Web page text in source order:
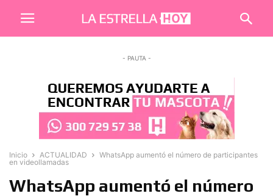
- PAUTA -
Inicio ACTUALIDAD
WhatsApp aumentó el número de participantes
en videollamadas
WhatsApp aumentó el número